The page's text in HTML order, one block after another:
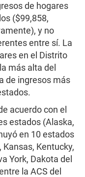
de hogares
($99,858,
y no
entre sí. La
en el Distrito
más alta del
de ingresos más
acuerdo con el
estados (Alaska,
en 10 estados
Kentucky,
York, Dakota del
la ACS del